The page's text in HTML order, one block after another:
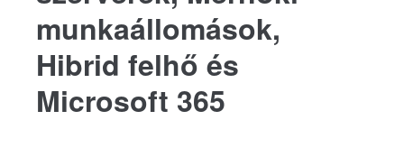
munkaállomások,
Hibrid felhő és
Microsoft 365